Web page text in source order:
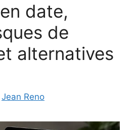
date,
de
alternatives
Jean Reno